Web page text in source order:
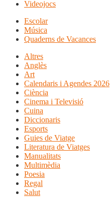
Videojocs
Escolar
Música
Quaderns de Vacances
Altres
Anglès
Art
Calendaris i Agendes 2026
Ciència
Cinema i Televisió
Cuina
Diccionaris
Esports
Guies de Viatge
Literatura de Viatges
Manualitats
Multimèdia
Poesia
Regal
Salut